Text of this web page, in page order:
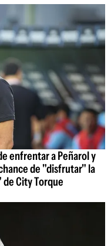
enfrentar a Peñarol y
de "disfrutar" la
City Torque